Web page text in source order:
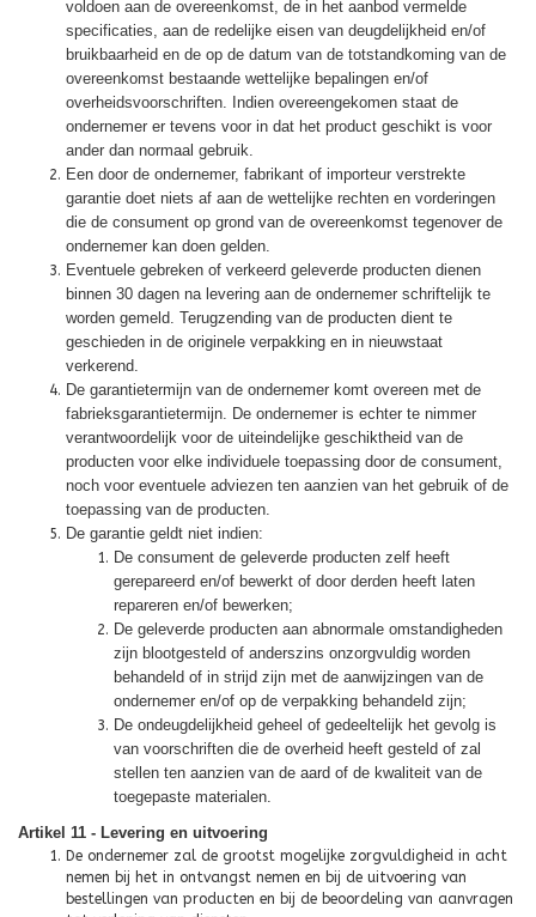
voldoen aan de overeenkomst, de in het aanbod vermelde
specificaties, aan de redelijke eisen van deugdelijkheid en/of
bruikbaarheid en de op de datum van de totstandkoming van de
overeenkomst bestaande wettelijke bepalingen en/of
overheidsvoorschriften. Indien overeengekomen staat de
ondernemer er tevens voor in dat het product geschikt is voor
ander dan normaal gebruik.
Een door de ondernemer, fabrikant of importeur verstrekte
garantie doet niets af aan de wettelijke rechten en vorderingen
die de consument op grond van de overeenkomst tegenover de
ondernemer kan doen gelden.
Eventuele gebreken of verkeerd geleverde producten dienen
binnen 30 dagen na levering aan de ondernemer schriftelijk te
worden gemeld. Terugzending van de producten dient te
geschieden in de originele verpakking en in nieuwstaat
verkerend.
De garantietermijn van de ondernemer komt overeen met de
fabrieksgarantietermijn. De ondernemer is echter te nimmer
verantwoordelijk voor de uiteindelijke geschiktheid van de
producten voor elke individuele toepassing door de consument,
noch voor eventuele adviezen ten aanzien van het gebruik of de
toepassing van de producten.
De garantie geldt niet indien:
De consument de geleverde producten zelf heeft
gerepareerd en/of bewerkt of door derden heeft laten
repareren en/of bewerken;
De geleverde producten aan abnormale omstandigheden
zijn blootgesteld of anderszins onzorgvuldig worden
behandeld of in strijd zijn met de aanwijzingen van de
ondernemer en/of op de verpakking behandeld zijn;
De ondeugdelijkheid geheel of gedeeltelijk het gevolg is
van voorschriften die de overheid heeft gesteld of zal
stellen ten aanzien van de aard of de kwaliteit van de
toegepaste materialen.
Artikel 11 - Levering en uitvoering
De ondernemer zal de grootst mogelijke zorgvuldigheid in acht
nemen bij het in ontvangst nemen en bij de uitvoering van
bestellingen van producten en bij de beoordeling van aanvragen